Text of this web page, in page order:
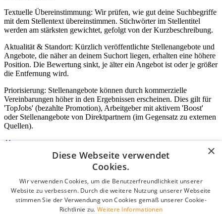
Textuelle Übereinstimmung: Wir prüfen, wie gut deine Suchbegriffe
mit dem Stellentext übereinstimmen. Stichwörter im Stellentitel
werden am stärksten gewichtet, gefolgt von der Kurzbeschreibung.
Aktualität & Standort: Kürzlich veröffentlichte Stellenangebote und
Angebote, die näher an deinem Suchort liegen, erhalten eine höhere
Position. Die Bewertung sinkt, je älter ein Angebot ist oder je größer
die Entfernung wird.
Priorisierung: Stellenangebote können durch kommerzielle
Vereinbarungen höher in den Ergebnissen erscheinen. Dies gilt für
'TopJobs' (bezahlte Promotion), Arbeitgeber mit aktivem 'Boost'
oder Stellenangebote von Direktpartnern (im Gegensatz zu externen
Quellen).
Login für Unternehmen
E-Mail*
Passwort
×
Diese Webseite verwendet
Cookies.
Wir verwenden Cookies, um die Benutzerfreundlichkeit unserer
Website zu verbessern. Durch die weitere Nutzung unserer Webseite
stimmen Sie der Verwendung von Cookies gemäß unserer Cookie-
Richtlinie zu. Weitere Informationen